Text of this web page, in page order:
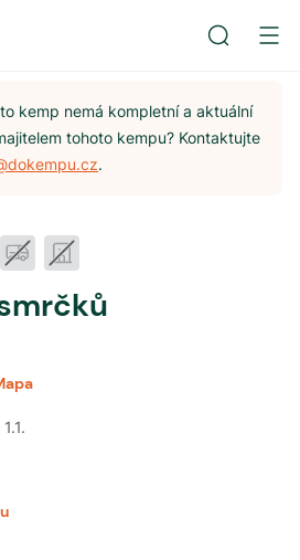
kemp nemá kompletní a aktuální
tohoto kempu? Kontaktujte
.
1.1.